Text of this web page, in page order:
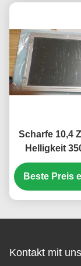
Scharfe 10,4
Helligkeit
Industrie-
mit
Beste Preis
Kontakt mit uns